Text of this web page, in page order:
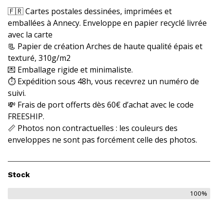
Voir le panier
🇫🇷 Cartes postales dessinées, imprimées et
emballées à Annecy. Enveloppe en papier recyclé livrée
avec la carte
📃 Papier de création Arches de haute qualité épais et
texturé, 310g/m2
💌 Emballage rigide et minimaliste.
⏱️ Expédition sous 48h, vous recevrez un numéro de
suivi.
💸 Frais de port offerts dès 60€ d’achat avec le code
FREESHIP.
📏 Photos non contractuelles : les couleurs des
enveloppes ne sont pas forcément celle des photos.
Stock
100%